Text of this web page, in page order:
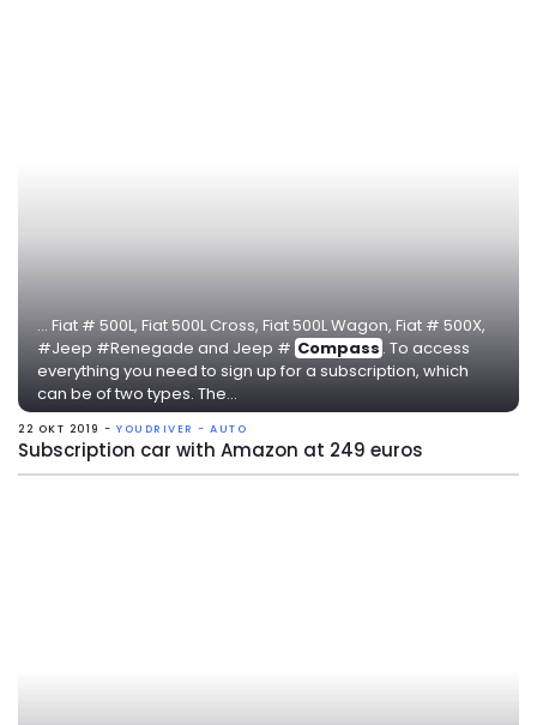
... Fiat # 500L, Fiat 500L Cross, Fiat 500L Wagon, Fiat # 500X,
#Jeep #Renegade and Jeep # Compass . To access
everything you need to sign up for a subscription, which
can be of two types. The...
22 OKT 2019 - YOUDRIVER - AUTO
Subscription car with Amazon at 249 euros